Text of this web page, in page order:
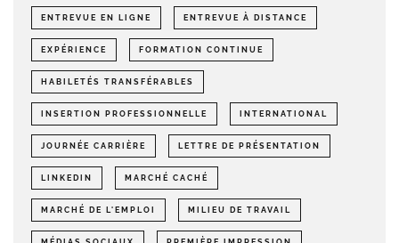
ENTREVUE EN LIGNE ENTREVUE À DISTANCE
EXPÉRIENCE FORMATION CONTINUE
HABILETÉS TRANSFÉRABLES
INSERTION PROFESSIONNELLE INTERNATIONAL
JOURNÉE CARRIÈRE LETTRE DE PRÉSENTATION
LINKEDIN MARCHÉ CACHÉ
MARCHÉ DE L'EMPLOI MILIEU DE TRAVAIL